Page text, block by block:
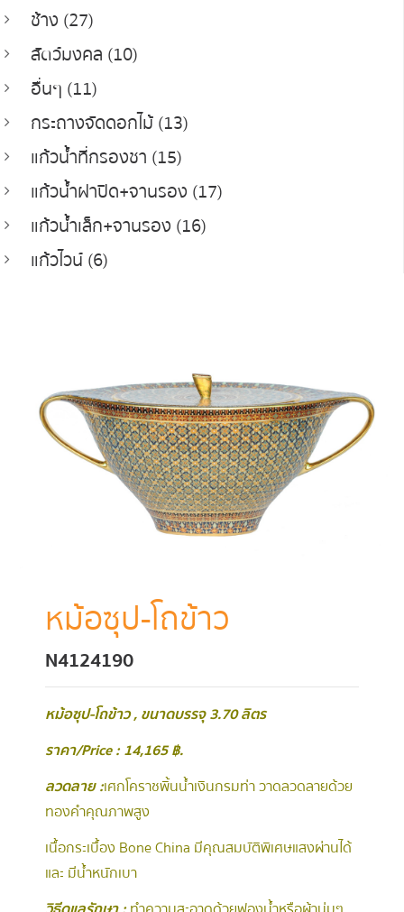
ช้าง (27)
สัตว์มงคล (10)
อื่นๆ (11)
กระถางจัดดอกไม้ (13)
แก้วน้ำที่กรองชา (15)
แก้วน้ำฝาปิด+จานรอง (17)
แก้วน้ำเล็ก+จานรอง (16)
แก้วไวน์ (6)
หม้อซุป-โถข้าว
N4124190
หม้อซุป-โถข้าว , ขนาดบรรจุ 3.70 ลิตร
ราคา/Price : 14,165 ฿.
ลวดลาย :เศกโคราชพิ้นน้ำเงินกรมท่า วาดลวดลายด้วย
ทองคำคุณภาพสูง
เนื้อกระเบื้อง Bone China มีคุณสมบัติพิเศษแสงผ่านได้
และ มีน้ำหนักเบา